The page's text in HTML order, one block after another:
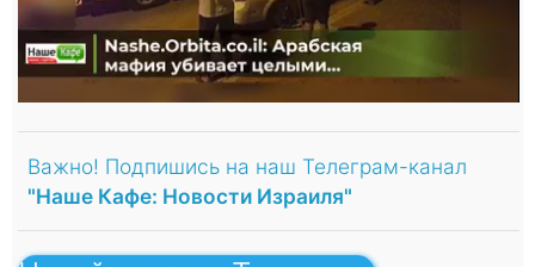
Важно! Подпишись на наш Телеграм-канал
"Наше Кафе: Новости Израиля"